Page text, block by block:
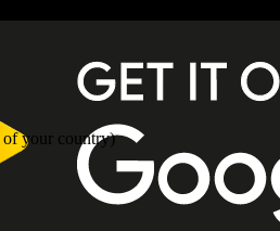
of your country)